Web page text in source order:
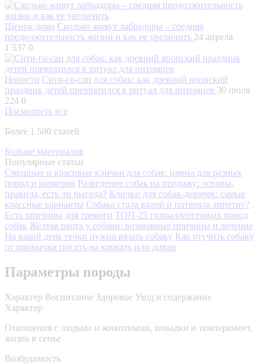
Щенок дома Сколько живут лабрадоры – средняя
продолжительность жизни и как ее увеличить 24 апреля
1 537 0
Новости Сити-го-сан для собак: как древний японский
праздник детей превратился в ритуал для питомцев 30 июля
224 0
Посмотреть все
Более 1 500 статей
Больше материалов
Популярные статьи
Смешные и красивые клички для собак: имена для разных
пород и размеров Разведение собак на продажу: основы,
правила, есть ли выгода? Клички для собак-девочек: самые
классные варианты Собака стала вялой и потеряла аппетит?
Есть причины для тревоги ТОП-25 гипоаллергенных пород
собак Желтая рвота у собаки: возможные причины и лечение
На какой день течки нужно вязать собаку Как отучить собаку
от привычки писать на кровать или диван
Параметры породы
Характер Воспитание Здоровье Уход и содержание
Характер
Отношения с людьми и животными, повадки и темперамент,
жизнь в семье
Возбудимость